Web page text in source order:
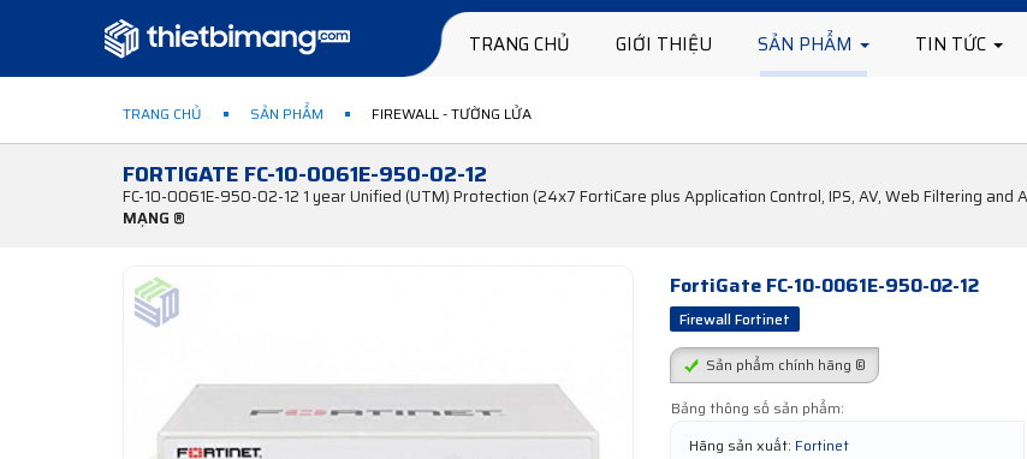
TRANG CHỦ GIỚI THIỆU SẢN PHẨM TIN TỨC
TRANG CHỦ SẢN PHẨM FIREWALL - TƯỜNG LỬA
FORTIGATE FC-10-0061E-950-02-12
FC-10-0061E-950-02-12 1 year Unified (UTM) Protection (24x7 FortiCare plus Application Control, IPS, AV, Web Filtering and
MẠNG ®
FortiGate FC-10-0061E-950-02-12
Firewall Fortinet
Sản phẩm chính hãng ®
Bảng thông số sản phẩm:
Hãng sản xuất: Fortinet